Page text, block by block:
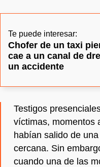
Te puede interesar:
Chofer de un taxi
cae a un canal de
un accidente
Testigos
víctimas, momentos
habían salido de
cercana. Sin
cuando una de las